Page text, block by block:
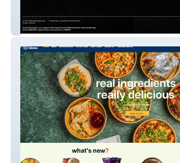
Puraflow Renewables